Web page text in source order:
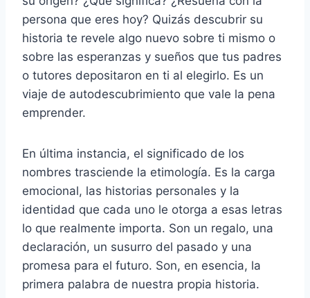
persona que eres hoy? Quizás descubrir su
historia te revele algo nuevo sobre ti mismo o
sobre las esperanzas y sueños que tus padres
o tutores depositaron en ti al elegirlo. Es un
viaje de autodescubrimiento que vale la pena
emprender.
En última instancia, el significado de los
nombres trasciende la etimología. Es la carga
emocional, las historias personales y la
identidad que cada uno le otorga a esas letras
lo que realmente importa. Son un regalo, una
declaración, un susurro del pasado y una
promesa para el futuro. Son, en esencia, la
primera palabra de nuestra propia historia.